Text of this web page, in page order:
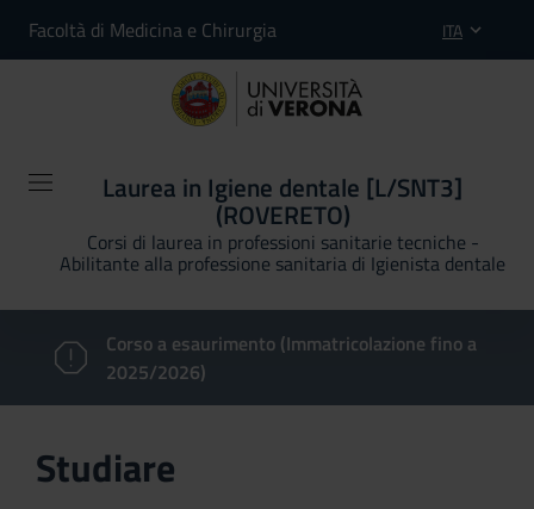
Facoltà di Medicina e Chirurgia ITA
Laurea in Igiene dentale [L/SNT3]
(ROVERETO)
Corsi di laurea in professioni sanitarie tecniche -
Abilitante alla professione sanitaria di Igienista dentale
Corso a esaurimento (Immatricolazione fino a
2025/2026)
Studiare